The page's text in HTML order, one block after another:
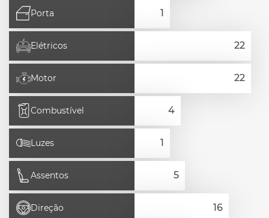
Porta
Elétricos
Motor
Combustível
Luzes
Assentos
Direção